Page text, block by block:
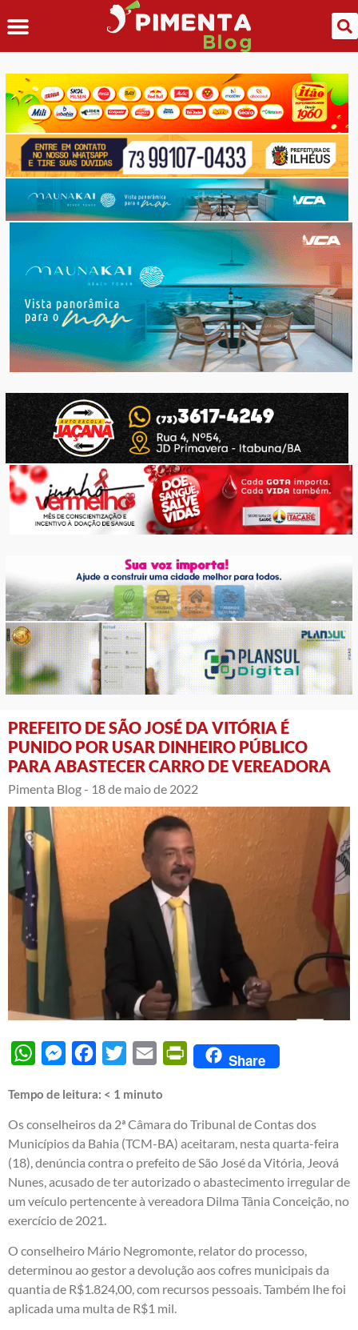
PREFEITO DE SÃO JOSÉ DA VITÓRIA É
PUNIDO POR USAR DINHEIRO PÚBLICO
PARA ABASTECER CARRO DE VEREADORA
Pimenta Blog - 18 de maio de 2022
WhatsAppMessengerFacebook
Twitter Email PrintFriendly
Share
Tempo de leitura: < 1 minuto
Os conselheiros da 2ª Câmara do Tribunal de Contas dos
Municípios da Bahia (TCM-BA) aceitaram, nesta quarta-feira
(18), denúncia contra o prefeito de São José da Vitória, Jeová
Nunes, acusado de ter autorizado o abastecimento irregular de
um veículo pertencente à vereadora Dilma Tânia Conceição, no
exercício de 2021.
O conselheiro Mário Negromonte, relator do processo,
determinou ao gestor a devolução aos cofres municipais da
quantia de R$1.824,00, com recursos pessoais. Também lhe foi
aplicada uma multa de R$1 mil.